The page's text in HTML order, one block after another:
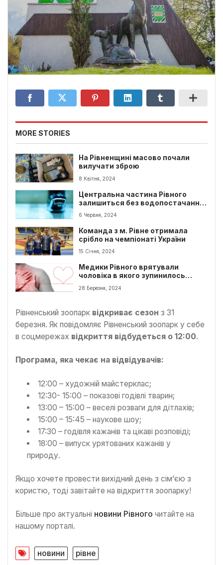
MORE STORIES
На Рівненщині масово почали
вилучати зброю
8 Квітня, 2024
Центральна частина Рівного
залишиться без водопостачання
до ранку
6 Червня, 2024
Команда з м. Рівне отримала
срібло на чемпіонаті України
15 Січня, 2024
Медики Рівного врятували
чоловіка в якого зупинилось
серце
28 Березня, 2024
Рівненський зоопарк відкриває сезон з 31
березня. Як повідомляє Рівненський зоопарк у себе
в соцмережах відкриття відбудеться о 12:00.
Програма, яка чекає на відвідувачів:
12:00 – художній майстерклас;
12:30- 15:00 – показові годівлі тварин;
13:00 – 15:00 – веселі розваги для дітлахів;
15:00 – 15:45 – наукове шоу;
17:30 – годівля кажанів та цікаві розповіді;
18:00 – випуск урятованих кажанів у
природу.
Якщо хочете провести вихідний день з сім’єю з
користю, тоді завітайте на відкриття зоопарку!
Більше про актуальні новини Рівного читайте на
нашому порталі.
новини рівне